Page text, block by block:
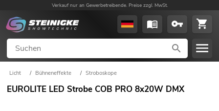
Verkauf nur an Gewerbetreibende. Preise zzgl. MwSt.
Licht / Bühneneffekte / Stroboskope
EUROLITE LED Strobe COB PRO 8x20W DMX